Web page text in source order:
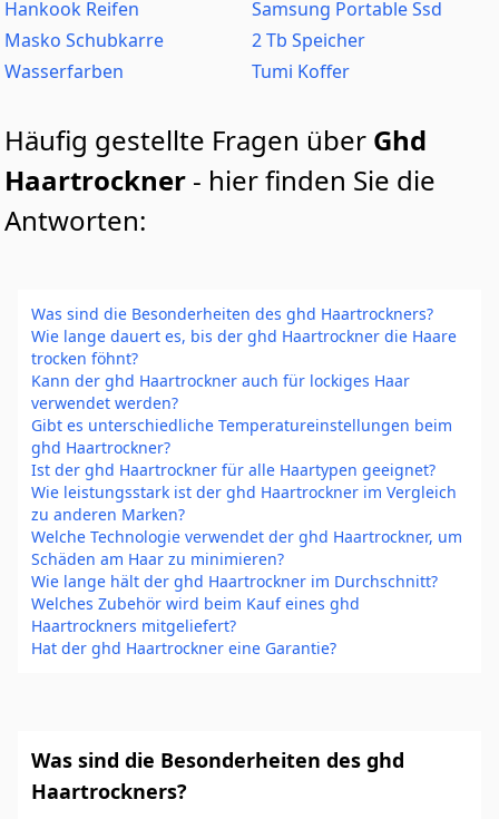
Hankook Reifen
Samsung Portable Ssd
Masko Schubkarre
2 Tb Speicher
Wasserfarben
Tumi Koffer
Häufig gestellte Fragen über Ghd
Haartrockner - hier finden Sie die
Antworten:
Was sind die Besonderheiten des ghd Haartrockners?
Wie lange dauert es, bis der ghd Haartrockner die Haare
trocken föhnt?
Kann der ghd Haartrockner auch für lockiges Haar
verwendet werden?
Gibt es unterschiedliche Temperatureinstellungen beim
ghd Haartrockner?
Ist der ghd Haartrockner für alle Haartypen geeignet?
Wie leistungsstark ist der ghd Haartrockner im Vergleich
zu anderen Marken?
Welche Technologie verwendet der ghd Haartrockner, um
Schäden am Haar zu minimieren?
Wie lange hält der ghd Haartrockner im Durchschnitt?
Welches Zubehör wird beim Kauf eines ghd
Haartrockners mitgeliefert?
Hat der ghd Haartrockner eine Garantie?
Was sind die Besonderheiten des ghd
Haartrockners?